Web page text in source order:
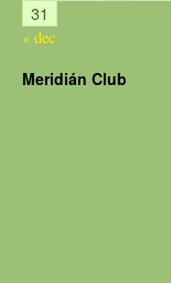
31
« dec
Meridián Club